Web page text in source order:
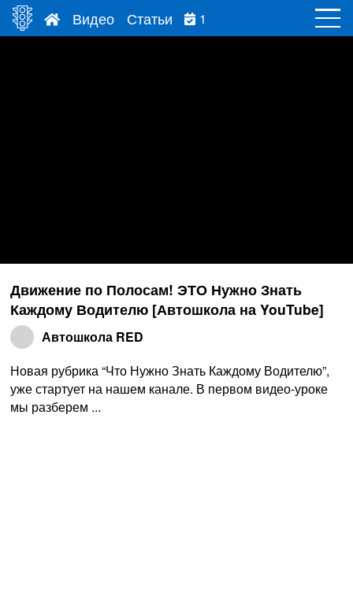
Видео Статьи 1
Движение по Полосам! ЭТО Нужно Знать
Каждому Водителю [Автошкола на YouTube]
Автошкола RED
Новая рубрика “Что Нужно Знать Каждому Водителю”,
уже стартует на нашем канале. В первом видео-уроке
мы разберем ...